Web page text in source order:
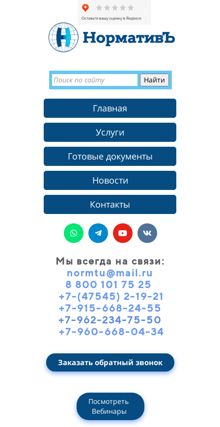
Главная
Услуги
Готовые документы
Новости
Контакты
Мы всегда на связи:
normtu@mail.ru
8 800 101 75 25
+7-(47545) 2-19-21
+7-915-668-24-55
+7-962-234-75-50
+7-960-668-04-34
Заказать обратный звонок
Посмотреть
Вебинары